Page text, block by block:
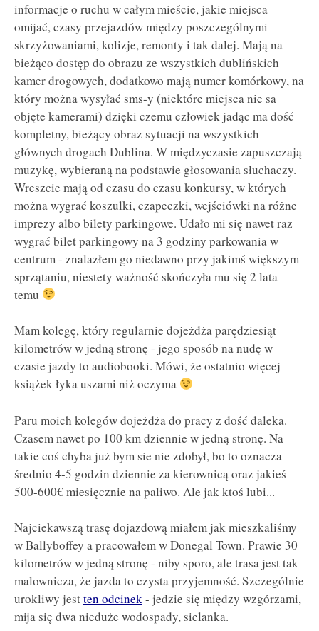
informacje o ruchu w całym mieście, jakie miejsca
omijać, czasy przejazdów między poszczególnymi
skrzyżowaniami, kolizje, remonty i tak dalej. Mają na
bieżąco dostęp do obrazu ze wszystkich dublińskich
kamer drogowych, dodatkowo mają numer komórkowy, na
który można wysyłać sms-y (niektóre miejsca nie sa
objęte kamerami) dzięki czemu człowiek jadąc ma dość
kompletny, bieżący obraz sytuacji na wszystkich
głównych drogach Dublina. W międzyczasie zapuszczają
muzykę, wybieraną na podstawie głosowania słuchaczy.
Wreszcie mają od czasu do czasu konkursy, w których
można wygrać koszulki, czapeczki, wejściówki na różne
imprezy albo bilety parkingowe. Udało mi się nawet raz
wygrać bilet parkingowy na 3 godziny parkowania w
centrum - znalazłem go niedawno przy jakimś większym
sprzątaniu, niestety ważność skończyła mu się 2 lata
temu
Mam kolegę, który regularnie dojeżdża parędziesiąt
kilometrów w jedną stronę - jego sposób na nudę w
czasie jazdy to audiobooki. Mówi, że ostatnio więcej
książek łyka uszami niż oczyma
Paru moich kolegów dojeżdża do pracy z dość daleka.
Czasem nawet po 100 km dziennie w jedną stronę. Na
takie coś chyba już bym sie nie zdobył, bo to oznacza
średnio 4-5 godzin dziennie za kierownicą oraz jakieś
500-600€ miesięcznie na paliwo. Ale jak ktoś lubi...
Najciekawszą trasę dojazdową miałem jak mieszkaliśmy
w Ballyboffey a pracowałem w Donegal Town. Prawie 30
kilometrów w jedną stronę - niby sporo, ale trasa jest tak
malownicza, że jazda to czysta przyjemność. Szczególnie
urokliwy jestten odcinek- jedzie się między wzgórzami,
mija się dwa nieduże wodospady, sielanka.